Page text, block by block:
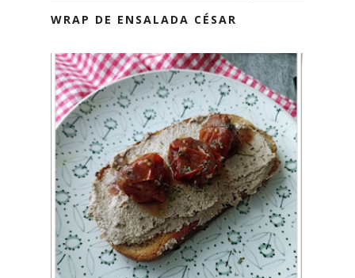
WRAP DE ENSALADA CÉSAR